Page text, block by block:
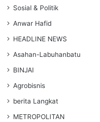
Sosial & Politik
Anwar Hafid
HEADLINE NEWS
Asahan-Labuhanbatu
BINJAI
Agrobisnis
berita Langkat
METROPOLITAN